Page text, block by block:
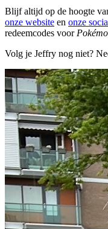
Blijf altijd op de hoogte
onze website en onze
redeemcodes voor
Volg je Jeffry nog niet?